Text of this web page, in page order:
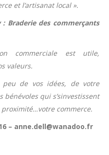
et l’artisanat local ».
Braderie des commerçants
commerciale est utile,
valeurs.
peu de vos idées, de votre
qui s’sinvestissent
commerce.
– anne.dell@wanadoo.fr